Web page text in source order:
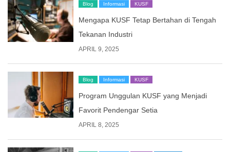
Blog Informasi KUSF
Mengapa KUSF Tetap Bertahan di Tengah
Tekanan Industri
APRIL 9, 2025
Blog Informasi KUSF
Program Unggulan KUSF yang Menjadi
Favorit Pendengar Setia
APRIL 8, 2025